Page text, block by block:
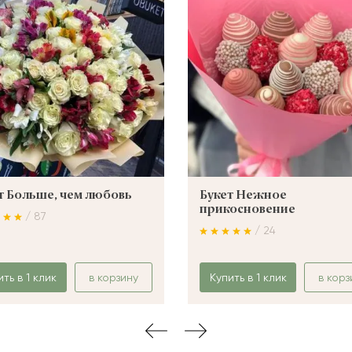
Больше, чем любовь
/ 87
в 1 клик в корзину
Букет Нежное
прикосновение
/ 24
Купить в 1 клик в